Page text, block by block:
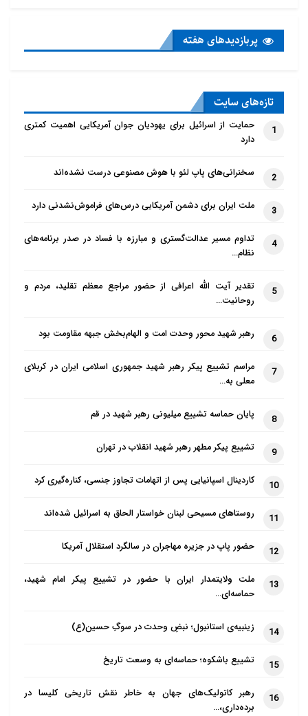
پربازدید‌های هفته
تازه‌‌های سایت
1
حمایت از اسرائیل برای یهودیان جوان آمریکایی اهمیت کمتری
دارد
2 سخنرانی‌های پاپ لئو با هوش مصنوعی درست نشده‌اند
3 ملت ایران برای دشمن آمریکایی درس‌های فراموش‌نشدنی دارد
4
تداوم مسیر عدالت‌گستری و مبارزه با فساد در صدر برنامه‌های
نظام…
5
تقدیر آیت الله اعرافی از حضور مراجع معظم تقلید، مردم و
روحانیت…
6 رهبر شهید محور وحدت امت و الهام‌بخش جبهه مقاومت بود
7
مراسم تشییع پیکر رهبر شهید جمهوری اسلامی ایران در کربلای
معلی به…
8 پایان حماسه تشییع میلیونی رهبر شهید در قم
9 تشییع پیکر مطهر رهبر شهید انقلاب در تهران
10 کاردینال اسپانیایی پس از اتهامات تجاوز جنسی، کناره‌گیری کرد
11 روستاهای مسیحی لبنان خواستار الحاق به اسرائیل شده‌اند
12 حضور پاپ در جزیره مهاجران در سالگرد استقلال آمریکا
13
ملت ولایتمدار ایران با حضور در تشییع پیکر امام شهید،
حماسه‌ای…
14 زینبیه‌ی استانبول؛ نبضِ وحدت در سوگِ حسین(ع)
15 تشییع باشکوه؛ حماسه‌ای به وسعت تاریخ
16
رهبر کاتولیک‌های جهان به خاطر نقش تاریخی کلیسا در
برده‌داری،…